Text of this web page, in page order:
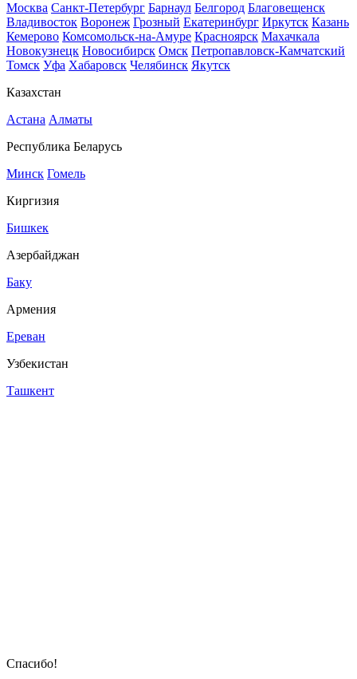
Москва Санкт-Петербург Барнаул Белгород Благовещенск
Владивосток Воронеж Грозный Екатеринбург Иркутск Казань
Кемерово Комсомольск-на-Амуре Красноярск Махачкала
Новокузнецк Новосибирск Омск Петропавловск-Камчатский
Томск Уфа Хабаровск Челябинск Якутск
Казахстан
Астана Алматы
Республика Беларусь
Минск Гомель
Киргизия
Бишкек
Азербайджан
Баку
Армения
Ереван
Узбекистан
Ташкент
Cпасибо!